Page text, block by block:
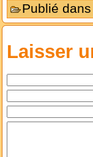
Publié dans
Laisser